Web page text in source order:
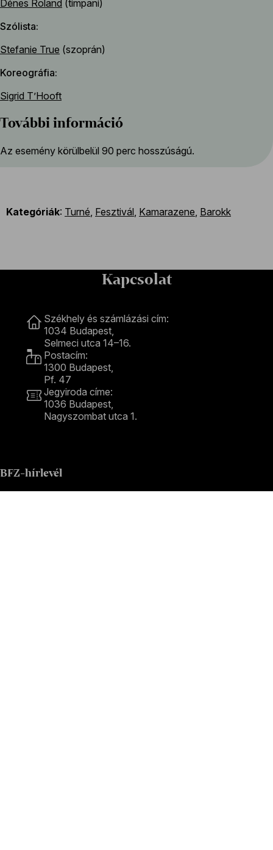
Dénes Roland (timpani)
Szólista
Stefanie True (szoprán)
Koreográfia
Sigrid T’Hooft
További információ
Az esemény körülbelül 90 perc hosszúságú.
Kategóriák: Turné Fesztivál Kamarazene Barokk
Kapcsolat
Székhely és számlázási cím:
1034 Budapest,
Selmeci utca 14–16.
Postacím:
1300 Budapest,
Pf. 47
Jegyiroda címe:
1036 Budapest,
Nagyszombat utca 1.
BFZ-hírlevél